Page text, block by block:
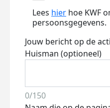
Lees hier hoe KWF
persoonsgegevens.
Jouw bericht op de
Huisman (optioneel)
0/150